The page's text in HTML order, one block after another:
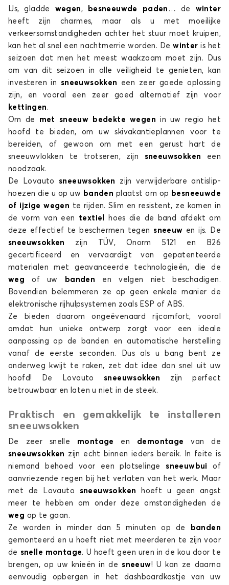
6.0
Sneeuwsokken voor DR 6.0
IJs, gladde wegen, besneeuwde paden … de winter
heeft zijn charmes, maar als u met moeilijke
verkeersomstandigheden achter het stuur moet kruipen,
kan het al snel een nachtmerrie worden. Dewinteris het
seizoen dat men het meest waakzaam moet zijn. Dus
om van dit seizoen in alle veiligheid te genieten, kan
investeren in sneeuwsokken een zeer goede oplossing
zijn, en vooral een zeer goed alternatief zijn voor
kettingen .
Om de met sneeuw bedekte wegenin uw regio het
hoofd te bieden, om uw skivakantieplannen voor te
bereiden, of gewoon om met een gerust hart de
sneeuwvlokken te trotseren, zijn sneeuwsokken een
noodzaak.
De Lovauto
sneeuwsokken zijn verwijderbare antislip-
hoezen die u op uw banden plaatst om op besneeuwde
of ijzige wegen te rijden. Slim en resistent, ze komen in
de vorm van een textiel
hoes die de band afdekt om
deze effectief te beschermen tegensneeuw en ijs. De
sneeuwsokken
zijn TÜV, Onorm 5121 en B26
gecertificeerd en vervaardigt van gepatenteerde
materialen met geavanceerde technologieën, die de
weg of uw banden en velgen niet beschadigen.
Bovendien belemmeren ze op geen enkele manier de
elektronische rijhulpsystemen zoals ESP of ABS.
Ze bieden daarom ongeëvenaard rijcomfort, vooral
omdat hun unieke ontwerp zorgt voor een ideale
aanpassing op de banden en automatische herstelling
vanaf de eerste seconden. Dus als u bang bent ze
onderweg kwijt te raken, zet dat idee dan snel uit uw
hoofd! De Lovauto
sneeuwsokken zijn perfect
betrouwbaar en laten u niet in de steek.
Praktisch en gemakkelijk te installeren
sneeuwsokken
De zeer snelle montage en demontagevan de
sneeuwsokken zijn echt binnen ieders bereik. In feite is
niemand behoed voor een plotselingesneeuwbuiof
aanvriezende regen bij het verlaten van het werk. Maar
met de Lovauto sneeuwsokken hoeft u geen angst
meer te hebben om onder deze omstandigheden de
weg op te gaan.
Ze worden in minder dan 5 minuten op de
banden
gemonteerd en u hoeft niet met meerderen te zijn voor
de snelle montage. U hoeft geen uren in de kou door te
brengen, op uw knieën in desneeuw! U kan ze daarna
eenvoudig opbergen in het dashboardkastje van uw